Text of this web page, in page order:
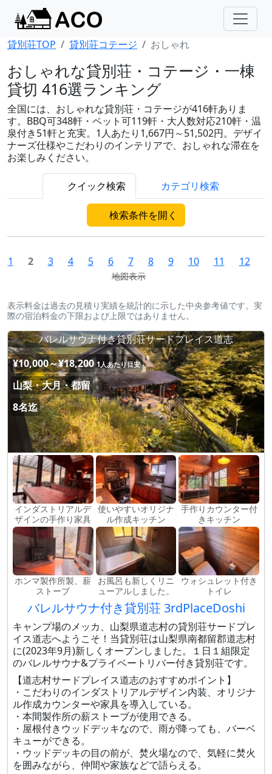
貸別荘TOP 貸別荘コテージ おしゃれ
おしゃれな貸別荘・コテージ・一棟
貸切 416選ランキング
全国には、おしゃれな貸別荘・コテージが416軒ありま
す。BBQ可348軒・ペット可119軒・大人数対応210軒・温
泉付き51軒と充実。1人あたり1,667円～51,502円。デザイ
ナーズ仕様やこだわりのインテリアで、おしゃれな滞在を
お楽しみください。
クイック検索 カテゴリ検索
検索条件を開く
1 2 3 4 5 6 7 8 9 10 11 12
地図表示
表示料金は過去の見積り実績を統計的に示した中央参考値です。実
際の宿泊料金の下限および上限ではありません。
バレルサウナ付き貸別荘サードプレイス道志
¥10,000～¥18,200 1人あたり目安
山梨・大月・都留
8名迄
インダストリアルデ
ザインの手作り家具
使いやすいオリジナ
ル作成キッチン
手作りカウンター付
きキッチン
ホンマ製作所製、薪
ストーブ
お風呂も新しくリニ
ューアルしました。
ウォシュレット付き
トイレ
バレルサウナ付き貸別荘 3rdPlaceDoshi
キャンプ場のメッカ、山梨県道志村の貸別荘サードプレ
イス道志へようこそ！当貸別荘は山梨県南都留郡道志村
に(2023年9月)新しくオープンしました。１日１組限定
のバレルサウナ&プライベートリバー付き貸別荘です。
【道志村サードプレイス道志のおすすめポイント】
・こだわりのインダストリアルデザイン内装、オリジナ
ル作成カウンターや家具を導入している。
・本間製作所の薪ストーブが使用できる。
・屋根付きウッドデッキなので、雨が降っても、バーベ
キューができる。
・ウッドデッキの目の前が、焚火場なので、気軽に焚火
を囲みながら、仲間や家族などで語らえる。